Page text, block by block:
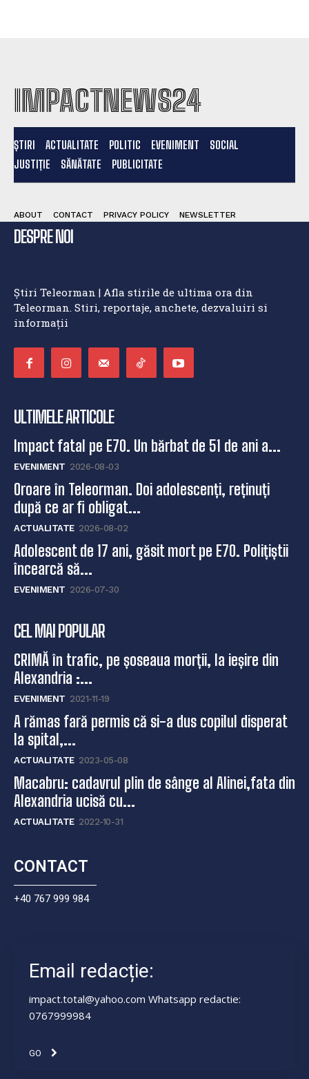
IMPACTNEWS24
ȘTIRI ACTUALITATE POLITIC EVENIMENT
SOCIAL
JUSTIȚIE
SĂNĂTATE PUBLICITATE
ABOUT CONTACT PRIVACY POLICY NEWSLETTER
DESPRE NOI
Știri Teleorman | Afla stirile de ultima ora din
Teleorman. Stiri, reportaje, anchete, dezvaluiri si
informații
ULTIMELE ARTICOLE
Impact fatal pe E70. Un bărbat de 51 de ani a...
EVENIMENT 2026-08-03
Oroare în Teleorman. Doi adolescenți, reținuți
după ce ar fi obligat...
ACTUALITATE 2026-08-02
Adolescent de 17 ani, găsit mort pe E70. Polițiștii
încearcă să...
EVENIMENT 2026-07-30
CEL MAI POPULAR
CRIMĂ în trafic, pe șoseaua morții, la ieșire din
Alexandria :...
EVENIMENT 2021-11-19
A rămas fară permis că si-a dus copilul disperat
la spital,...
ACTUALITATE 2023-05-08
Macabru: cadavrul plin de sânge al Alinei,fata din
Alexandria ucisă cu...
ACTUALITATE 2022-10-31
CONTACT
+40 767 999 984
Email redacție:
impact.total@yahoo.com Whatsapp redactie:
0767999984
GO